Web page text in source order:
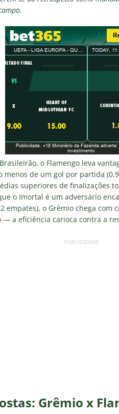
o Flamengo leva
menos de um gol por partida
superiores de finalizações
o Imortal é um adversário
empates), o Grêmio chega com
a eficiência carioca contra a
PUBLICIDADE
Grêmio x